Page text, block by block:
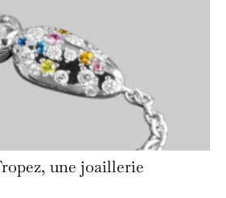
une joaillerie